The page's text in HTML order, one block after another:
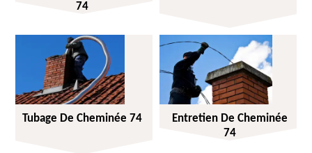
74
Tubage De Cheminée 74
Entretien De Cheminée
74